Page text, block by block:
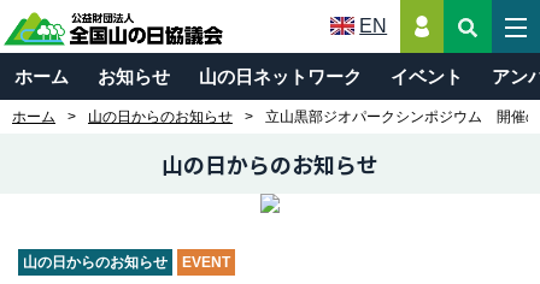
EN
ホーム お知らせ 山の日ネットワーク イベント アン
ホーム 山の日からのお知らせ 立山黒部ジオパークシンポジウム 開催
山の日からのお知らせ
山の日からのお知らせ EVENT